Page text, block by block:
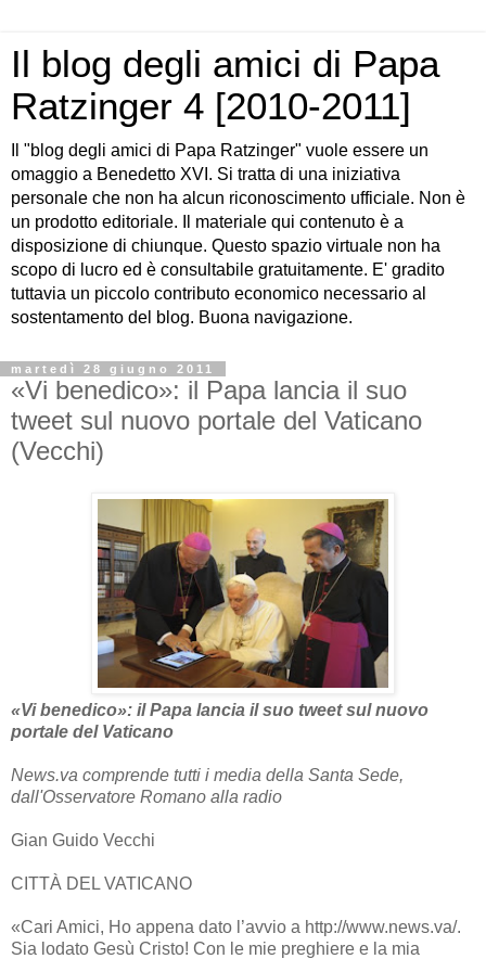
Il blog degli amici di Papa
Ratzinger 4 [2010-2011]
Il "blog degli amici di Papa Ratzinger" vuole essere un
omaggio a Benedetto XVI. Si tratta di una iniziativa
personale che non ha alcun riconoscimento ufficiale. Non è
un prodotto editoriale. Il materiale qui contenuto è a
disposizione di chiunque. Questo spazio virtuale non ha
scopo di lucro ed è consultabile gratuitamente. E' gradito
tuttavia un piccolo contributo economico necessario al
sostentamento del blog. Buona navigazione.
martedì 28 giugno 2011
«Vi benedico»: il Papa lancia il suo
tweet sul nuovo portale del Vaticano
(Vecchi)
«Vi benedico»: il Papa lancia il suo tweet sul nuovo
portale del Vaticano
News.va comprende tutti i media della Santa Sede,
dall'Osservatore Romano alla radio
Gian Guido Vecchi
CITTÀ DEL VATICANO
«Cari Amici, Ho appena dato l’avvio a http://www.news.va/.
Sia lodato Gesù Cristo! Con le mie preghiere e la mia